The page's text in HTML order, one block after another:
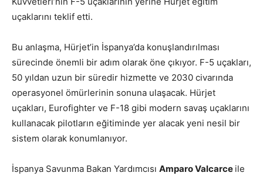
uçaklarını teklif etti.
Bu anlaşma, Hürjet’in İspanya’da konuşlandırılması
sürecinde önemli bir adım olarak öne çıkıyor. F-5 uçakları,
50 yıldan uzun bir süredir hizmette ve 2030 civarında
operasyonel ömürlerinin sonuna ulaşacak. Hürjet
uçakları, Eurofighter ve F-18 gibi modern savaş uçaklarını
kullanacak pilotların eğitiminde yer alacak yeni nesil bir
sistem olarak konumlanıyor.
İspanya Savunma Bakan Yardımcısı Amparo Valcarce ile